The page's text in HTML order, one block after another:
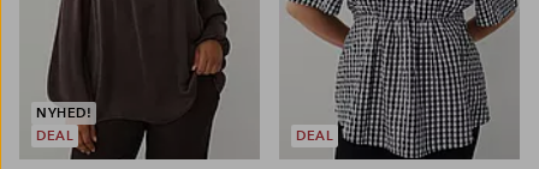
NYHED!
DEAL
DEAL